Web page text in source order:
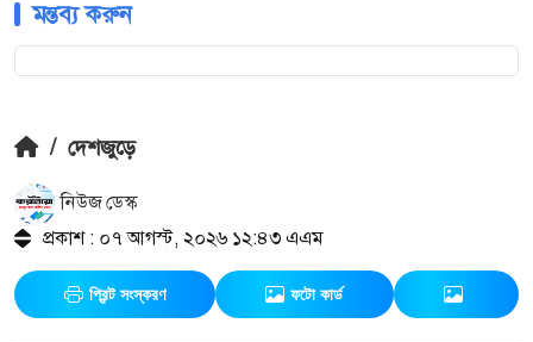
মন্তব্য করুন
/ দেশজুড়ে
নিউজ ডেস্ক
প্রকাশ : ০৭ আগস্ট, ২০২৬ ১২:৪৩ এএম
প্রিন্ট সংস্করণ ফটো কার্ড